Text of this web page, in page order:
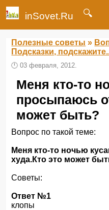
inSovet.Ru 🔍
Полезные советы »
Подсказки,
🕛03 февраля, 2012.
Меня кто-то
просыпаюсь
может быть?
Вопрос по такой теме:
Меня кто-то ночью
худа.Кто это может
Советы:
Ответ №1
клопы